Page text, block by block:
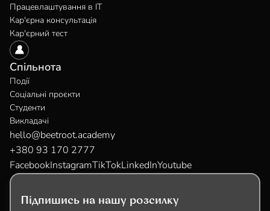
Спільнота
Події
Соціальні проєкти
Студенти
Викладачі
Працевлаштування в IT
Кар'єрна консультація
Кар'єрний тест
hello@beetroot.academy
+380 93 170 2777
FacebookInstagramTikTokLinkedInYoutube
Підпишись на нашу розсилку